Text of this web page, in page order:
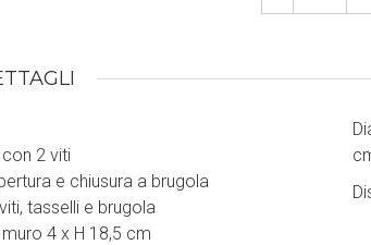
2 viti
e chiusura a brugola
tasselli e brugola
4 x H 18,5 cm